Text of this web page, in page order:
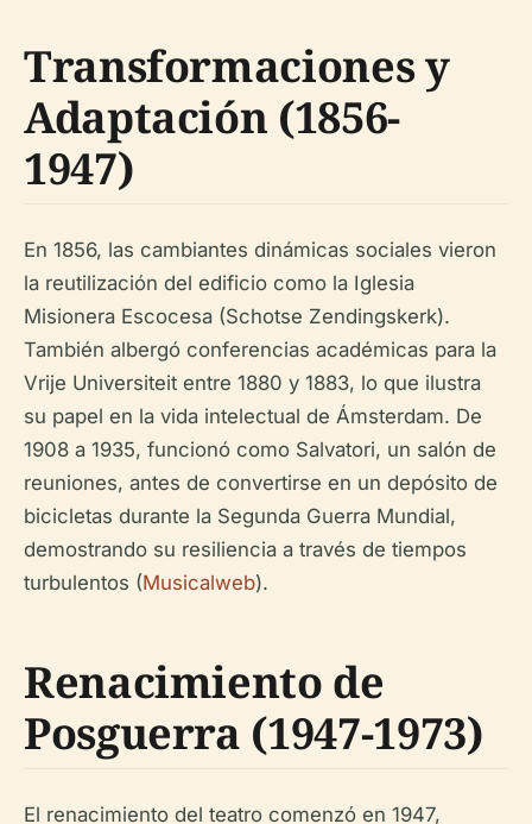
Transformaciones y
Adaptación (1856-
1947)
En 1856, las cambiantes dinámicas sociales vieron
la reutilización del edificio como la Iglesia
Misionera Escocesa (Schotse Zendingskerk).
También albergó conferencias académicas para la
Vrije Universiteit entre 1880 y 1883, lo que ilustra
su papel en la vida intelectual de Ámsterdam. De
1908 a 1935, funcionó como Salvatori, un salón de
reuniones, antes de convertirse en un depósito de
bicicletas durante la Segunda Guerra Mundial,
demostrando su resiliencia a través de tiempos
turbulentos (Musicalweb).
Renacimiento de
Posguerra (1947-1973)
El renacimiento del teatro comenzó en 1947,